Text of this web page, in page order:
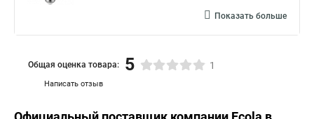
Показать больше
Написать отзыв
Общая оценка товара: 5 1